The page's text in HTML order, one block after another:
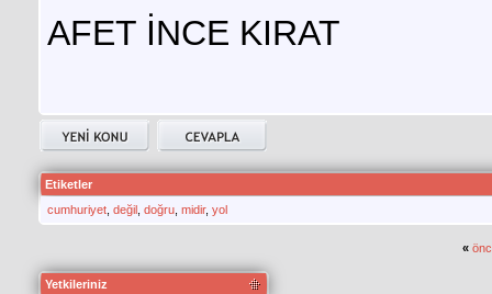
AFET İNCE KIRAT
Etiketler
cumhuriyet değil doğru midir, yol
«
Yetkileriniz